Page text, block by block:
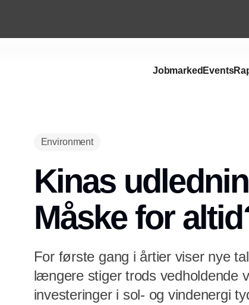
Jobmarked Events
Environment
Kinas
Måske for
For første gang i årtier viser nye
længere stiger trods vedholdende
investeringer i sol- og vindenergi